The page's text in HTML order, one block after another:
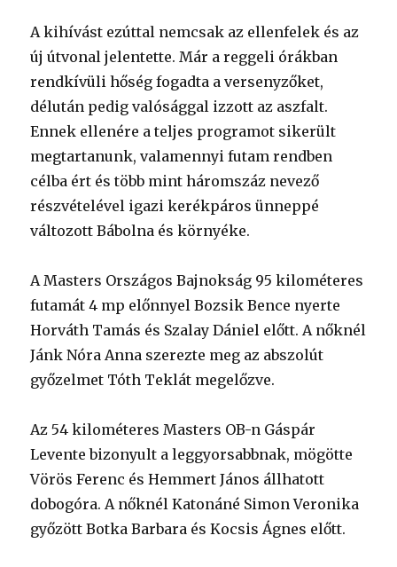
A kihívást ezúttal nemcsak az ellenfelek és az
új útvonal jelentette. Már a reggeli órákban
rendkívüli hőség fogadta a versenyzőket,
délután pedig valósággal izzott az aszfalt.
Ennek ellenére a teljes programot sikerült
megtartanunk, valamennyi futam rendben
célba ért és több mint háromszáz nevező
részvételével igazi kerékpáros ünneppé
változott Bábolna és környéke.
A Masters Országos Bajnokság 95 kilométeres
futamát 4 mp előnnyel Bozsik Bence nyerte
Horváth Tamás és Szalay Dániel előtt. A nőknél
Jánk Nóra Anna szerezte meg az abszolút
győzelmet Tóth Teklát megelőzve.
Az 54 kilométeres Masters OB-n Gáspár
Levente bizonyult a leggyorsabbnak, mögötte
Vörös Ferenc és Hemmert János állhatott
dobogóra. A nőknél Katonáné Simon Veronika
győzött Botka Barbara és Kocsis Ágnes előtt.